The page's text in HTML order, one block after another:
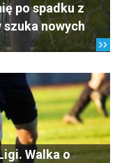
po spadku z
szuka nowych
Walka o